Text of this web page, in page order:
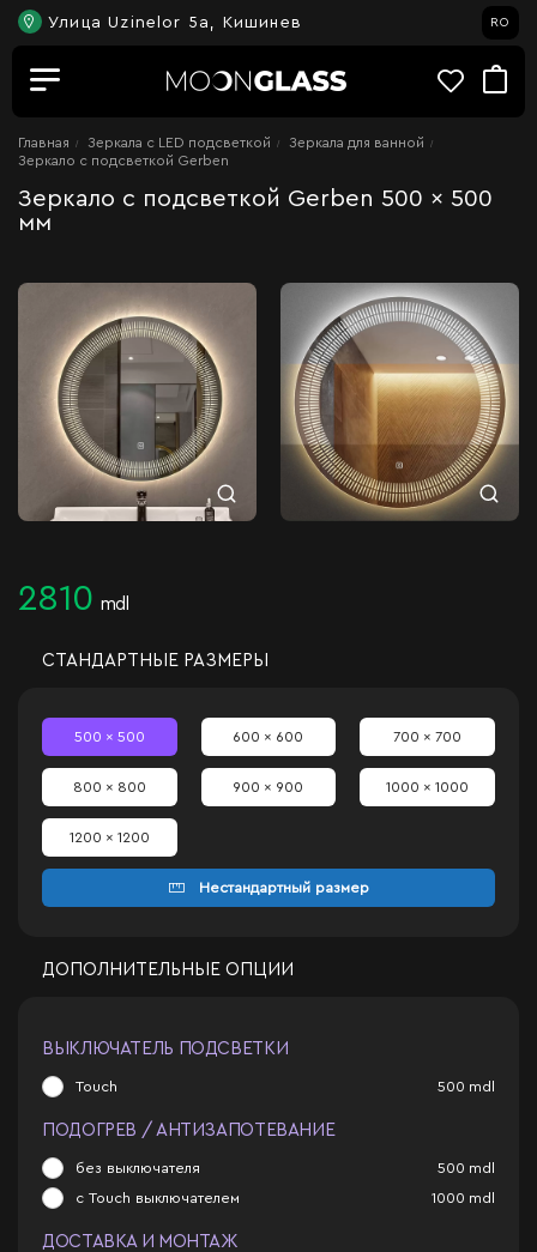
Улица Uzinelor 5a, Кишинев RO
Главная Зеркала c LED подсветкой
Зеркала для ванной
Зеркало с подсветкой Gerben
Зеркало с подсветкой Gerben 500 x 500
мм
2810 mdl
СТАНДАРТНЫЕ РАЗМЕРЫ
500 x 500 600 x 600 700 x 700
800 x 800 900 x 900 1000 x 1000
1200 x 1200
Нестандартный размер
ДОПОЛНИТЕЛЬНЫЕ ОПЦИИ
ВЫКЛЮЧАТЕЛЬ ПОДСВЕТКИ
Touch 500 mdl
ПОДОГРЕВ / АНТИЗАПОТЕВАНИЕ
без выключателя 500 mdl
с Touch выключателем 1000 mdl
ДОСТАВКА И МОНТАЖ